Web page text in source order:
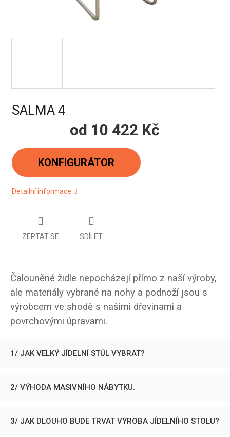
SALMA 4
od 10 422 Kč
Měrná
cena:
KONFIGURÁTOR
Detailní informace
ZEPTAT SE SDÍLET
Čalouněné židle nepocházejí přímo z naší výroby,
ale materiály vybrané na nohy a podnoží jsou s
výrobcem ve shodě s našimi dřevinami a
povrchovými úpravami.
1/ JAK VELKÝ JÍDELNÍ STŮL VYBRAT?
2/ VÝHODA MASIVNÍHO NÁBYTKU.
3/ JAK DLOUHO BUDE TRVAT VÝROBA JÍDELNÍHO STOLU?